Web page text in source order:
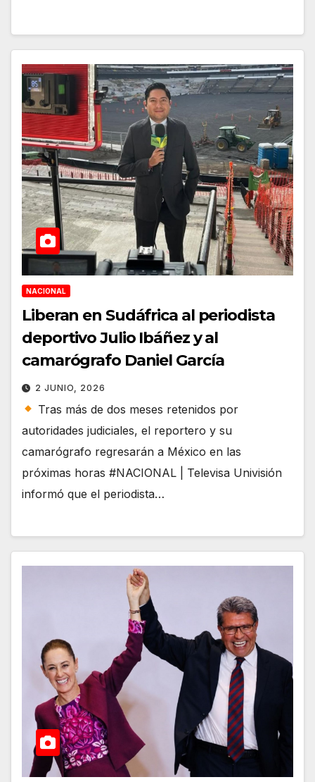
NACIONAL
Liberan en Sudáfrica al periodista
deportivo Julio Ibáñez y al
camarógrafo Daniel García
2 JUNIO, 2026
Tras más de dos meses retenidos por
autoridades judiciales, el reportero y su
camarógrafo regresarán a México en las
próximas horas #NACIONAL | Televisa Univisión
informó que el periodista…